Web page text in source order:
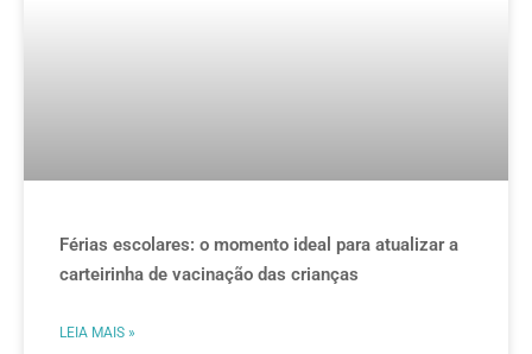
Férias escolares: o momento ideal para atualizar a
carteirinha de vacinação das crianças
LEIA MAIS »